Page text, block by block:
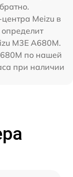
Meizu в
M3E A680M.
по нашей
при наличии